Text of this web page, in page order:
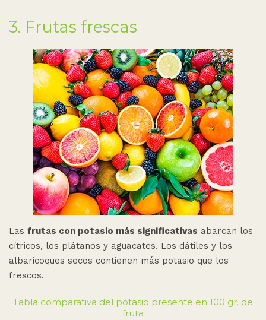
3. Frutas frescas
Las frutas con potasio más significativas abarcan los
cítricos, los plátanos y aguacates. Los dátiles y los
albaricoques secos contienen más potasio que los
frescos.
Tabla comparativa del potasio presente en 100 gr. de
fruta